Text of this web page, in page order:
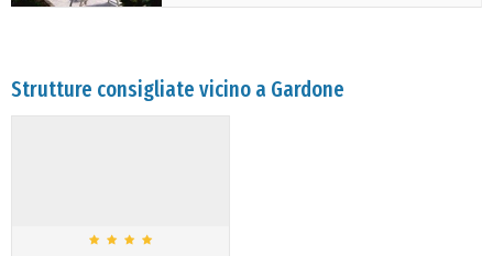
Strutture consigliate vicino a Gardone